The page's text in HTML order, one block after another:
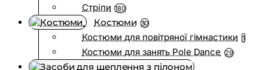
Стріпи 180
Костюми 30
Костюми для повітряної гімнастики 1
Костюми для занять Pole Dance 29